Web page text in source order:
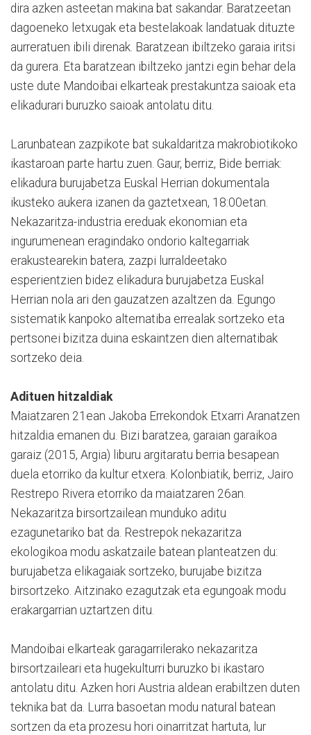
dira azken asteetan makina bat sakandar. Baratzeetan
dagoeneko letxugak eta bestelakoak landatuak dituzte
aurreratuen ibili direnak. Baratzean ibiltzeko garaia iritsi
da gurera. Eta baratzean ibiltzeko jantzi egin behar dela
uste dute Mandoibai elkarteak prestakuntza saioak eta
elikadurari buruzko saioak antolatu ditu.
Larunbatean zazpikote bat sukaldaritza makrobiotikoko
ikastaroan parte hartu zuen. Gaur, berriz, Bide berriak:
elikadura burujabetza Euskal Herrian dokumentala
ikusteko aukera izanen da gaztetxean, 18:00etan.
Nekazaritza-industria ereduak ekonomian eta
ingurumenean eragindako ondorio kaltegarriak
erakustearekin batera, zazpi lurraldeetako
esperientzien bidez elikadura burujabetza Euskal
Herrian nola ari den gauzatzen azaltzen da. Egungo
sistematik kanpoko alternatiba errealak sortzeko eta
pertsonei bizitza duina eskaintzen dien alternatibak
sortzeko deia.
Adituen hitzaldiak
Maiatzaren 21ean Jakoba Errekondok Etxarri Aranatzen
hitzaldia emanen du. Bizi baratzea, garaian garaikoa
garaiz (2015, Argia) liburu argitaratu berria besapean
duela etorriko da kultur etxera. Kolonbiatik, berriz, Jairo
Restrepo Rivera etorriko da maiatzaren 26an.
Nekazaritza birsortzailean munduko aditu
ezagunetariko bat da. Restrepok nekazaritza
ekologikoa modu askatzaile batean planteatzen du:
burujabetza elikagaiak sortzeko, burujabe bizitza
birsortzeko. Aitzinako ezagutzak eta egungoak modu
erakargarrian uztartzen ditu.
Mandoibai elkarteak garagarrilerako nekazaritza
birsortzaileari eta hugekulturri buruzko bi ikastaro
antolatu ditu. Azken hori Austria aldean erabiltzen duten
teknika bat da. Lurra basoetan modu natural batean
sortzen da eta prozesu hori oinarritzat hartuta, lur